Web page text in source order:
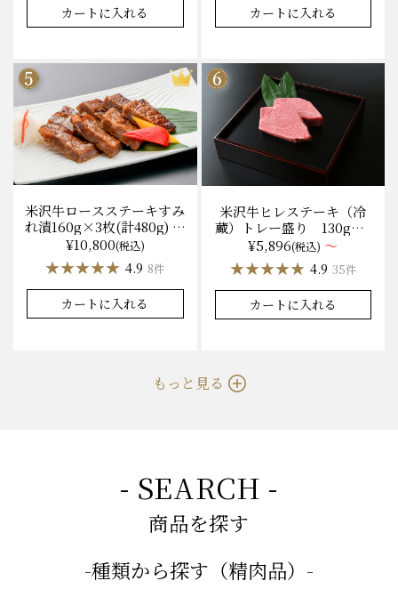
カートに入れる カートに入れる
米沢牛ロースステーキすみ
れ漬160g×3枚(計480g) 木
箱入 味噌酒粕漬け/冷蔵
送料無料
¥10,800(税込)
★★★★★
★★★★★ 4.9 8件
カートに入れる
米沢牛ヒレステーキ（冷
蔵）トレー盛り 130g×1
枚から量り売り
¥5,896(税込) ～
★★★★★
★★★★★ 4.9 35件
カートに入れる
もっと見る
- SEARCH -
商品を探す
-種類から探す（精肉品）-